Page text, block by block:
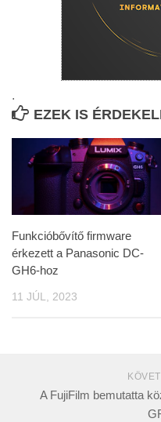
.
EZEK IS
Funkcióbővítő firmware
érkezett a Panasonic DC-
GH6-hoz
11 JÚL, 2023
A FujiFilm bemutatta